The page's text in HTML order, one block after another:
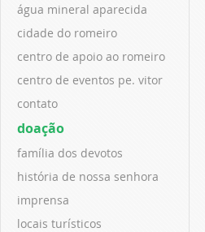
água mineral aparecida
cidade do romeiro
centro de apoio ao romeiro
centro de eventos pe. vitor
contato
doação
família dos devotos
história de nossa senhora
imprensa
locais turísticos